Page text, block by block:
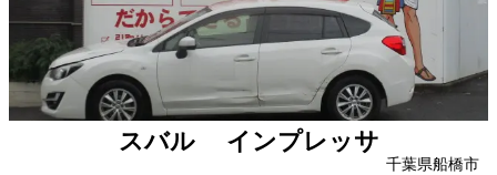
スバル インプレッサ
千葉県船橋市